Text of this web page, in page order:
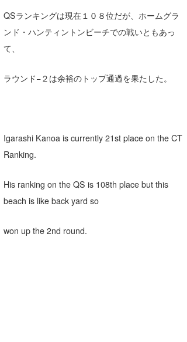
QSランキングは現在１０８位だが、ホームグラ
ンド・ハンティントンビーチでの戦いともあっ
て、
ラウンド−２は余裕のトップ通過を果たした。
Igarashi Kanoa is currently 21st place on the CT
Ranking.
His ranking on the QS is 108th place but this
beach is like back yard so
won up the 2nd round.
たっちー
上田純子
唐澤予報士